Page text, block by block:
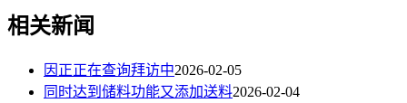
相关新闻
因正正在查询拜访中2026-02-05
同时达到储料功能又添加送料2026-02-04